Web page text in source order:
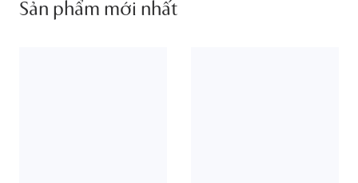
Sản phẩm mới nhất